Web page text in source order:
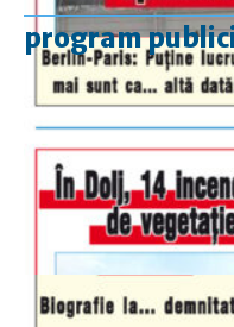
program
luni-